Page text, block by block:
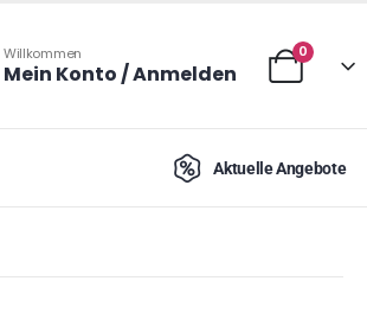
Willkommen
Mein Konto / Anmelden
0
Aktuelle Angebote